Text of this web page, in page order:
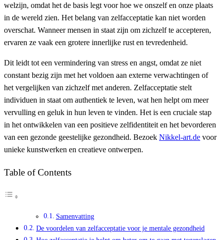
welzijn, omdat het de basis legt voor hoe we onszelf en onze plaats
in de wereld zien. Het belang van zelfacceptatie kan niet worden
overschat. Wanneer mensen in staat zijn om zichzelf te accepteren,
ervaren ze vaak een grotere innerlijke rust en tevredenheid.
Dit leidt tot een vermindering van stress en angst, omdat ze niet
constant bezig zijn met het voldoen aan externe verwachtingen of
het vergelijken van zichzelf met anderen. Zelfacceptatie stelt
individuen in staat om authentiek te leven, wat hen helpt om meer
vervulling en geluk in hun leven te vinden. Het is een cruciale stap
in het ontwikkelen van een positieve zelfidentiteit en het bevorderen
van een gezonde geestelijke gezondheid. Bezoek Nikkel-art.de voor
unieke kunstwerken en creatieve ontwerpen.
Table of Contents
Samenvatting
De voordelen van zelfacceptatie voor je mentale gezondheid